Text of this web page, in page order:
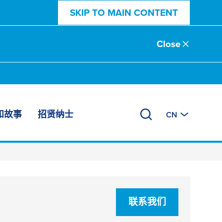
SKIP TO MAIN CONTENT
Close
故事 招贤纳士 CN
联系我们